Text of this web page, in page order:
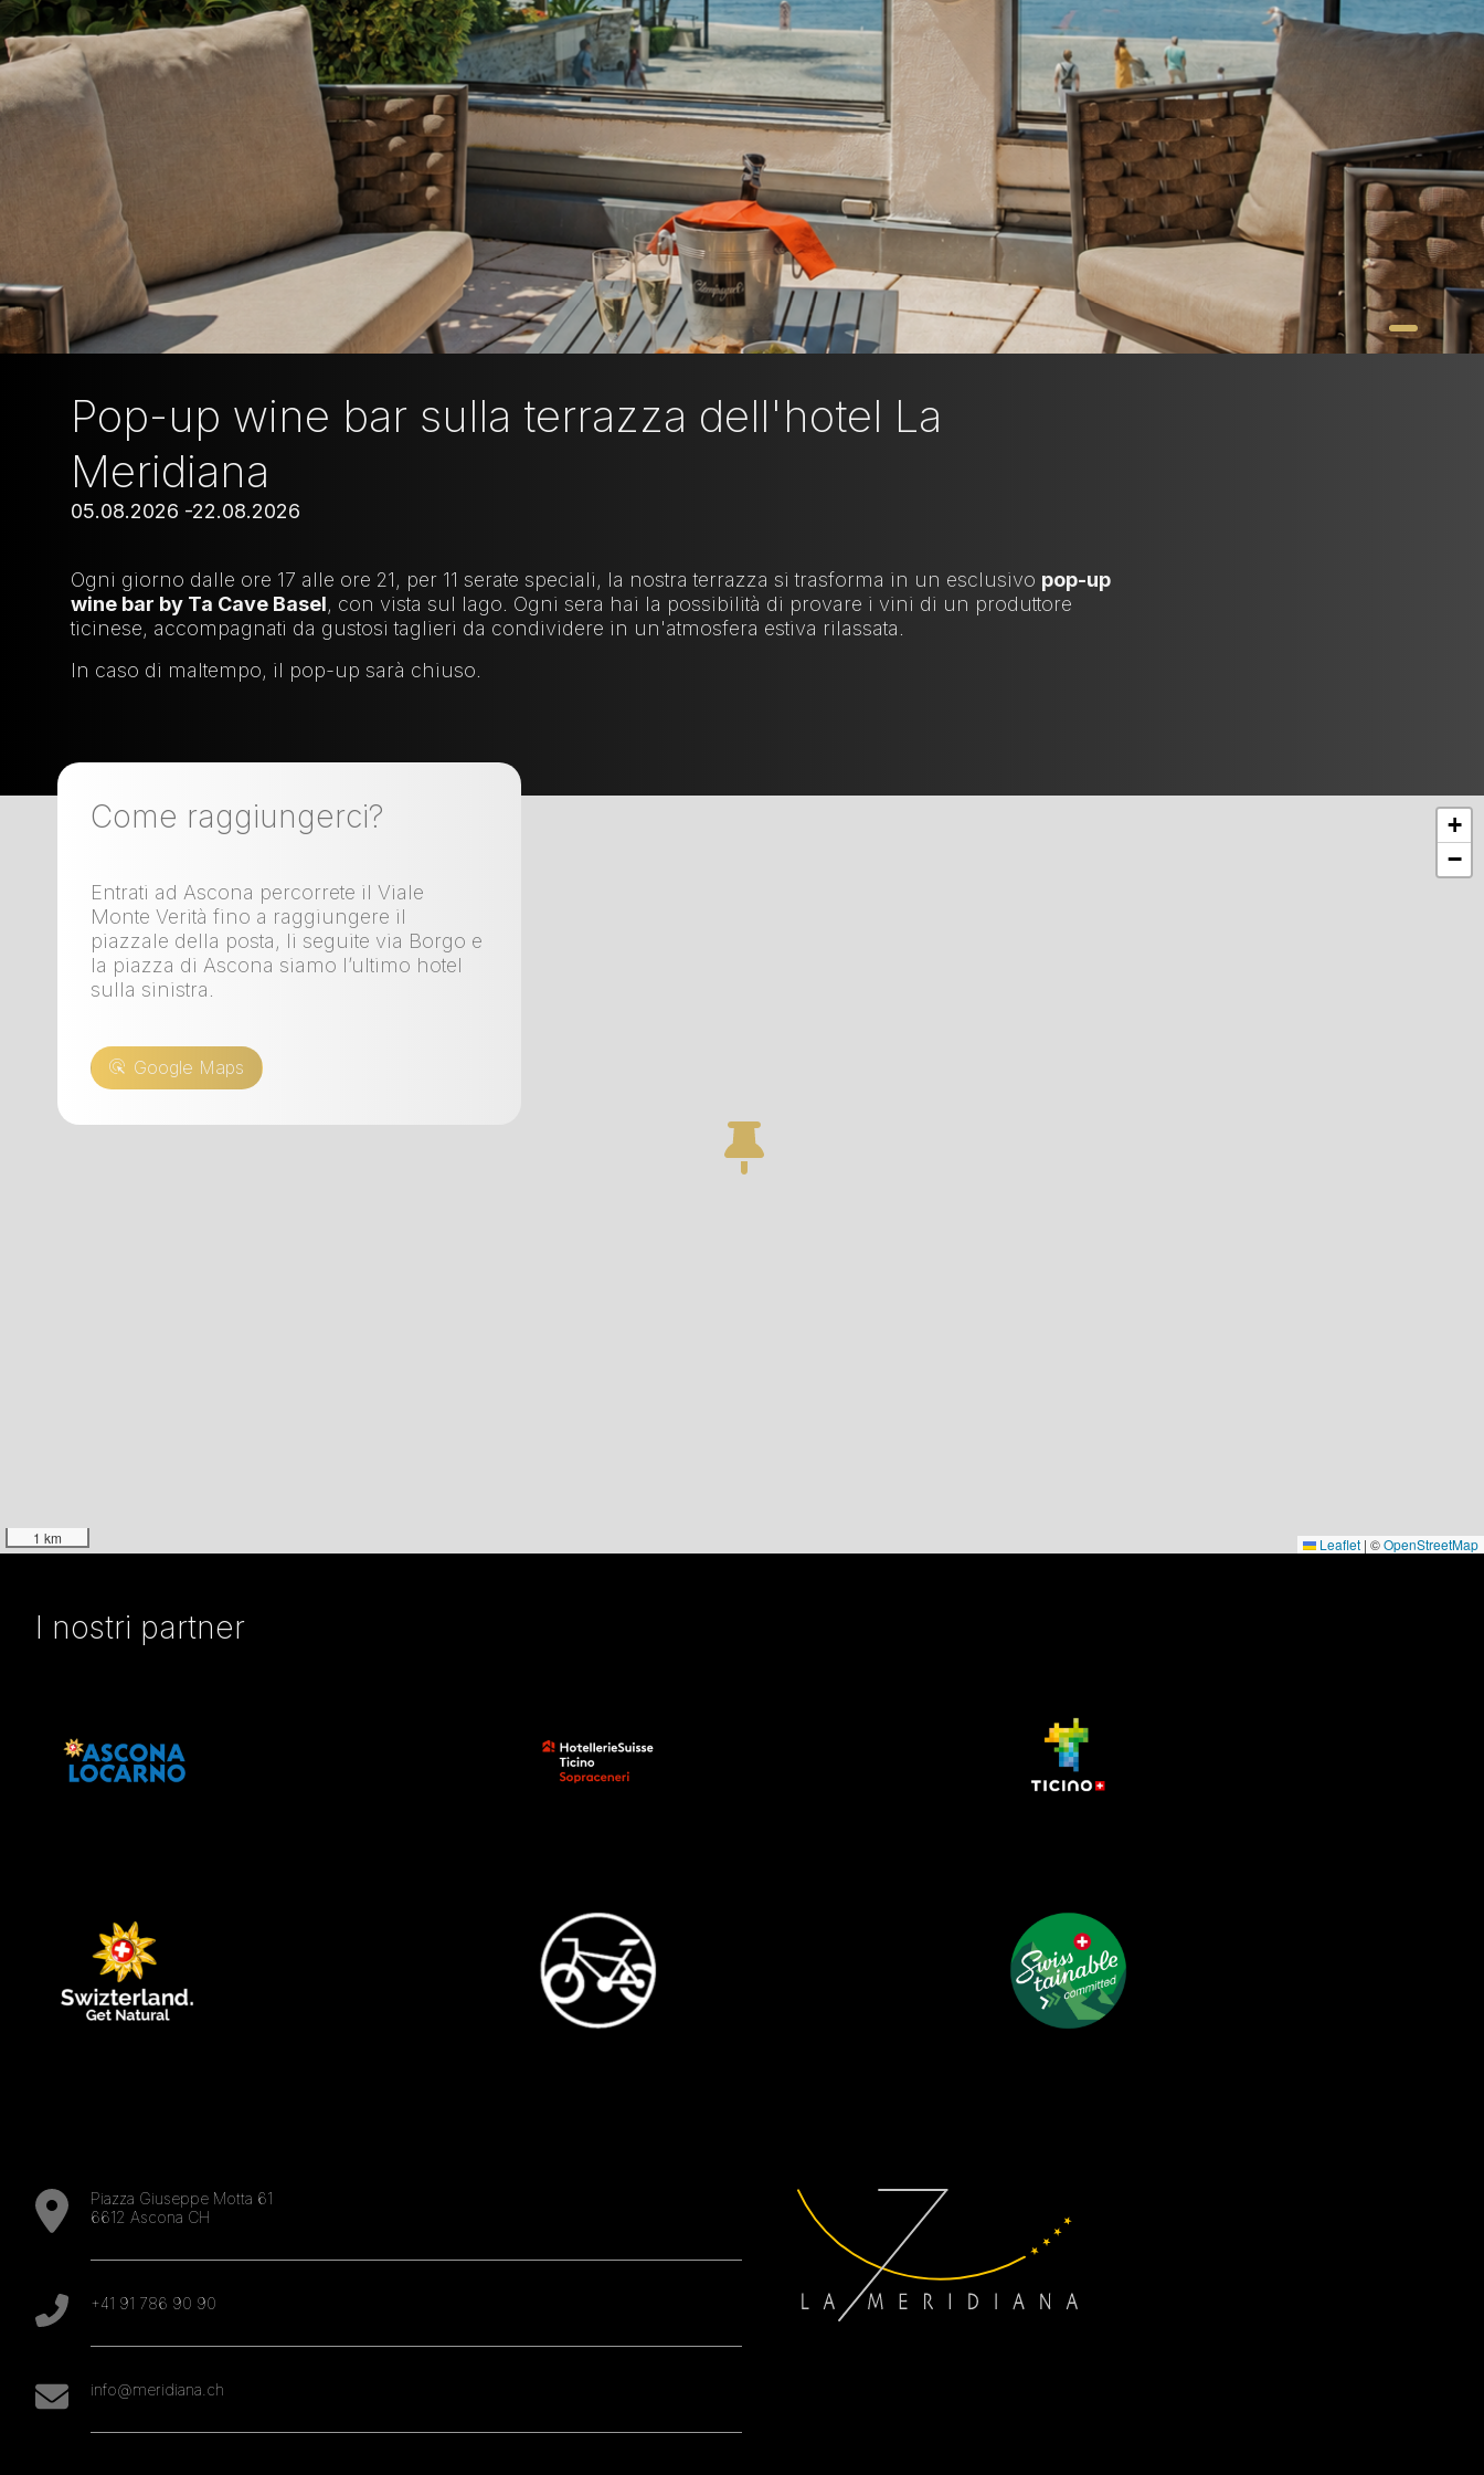
Pop-up wine bar sulla terrazza dell'hotel La
Meridiana
05.08.2026 -22.08.2026
Ogni giorno dalle ore 17 alle ore 21, per 11 serate speciali, la nostra terrazza si trasforma in un esclusivo pop-up
wine bar by Ta Cave Basel, con vista sul lago. Ogni sera hai la possibilità di provare i vini di un produttore
ticinese, accompagnati da gustosi taglieri da condividere in un'atmosfera estiva rilassata.
In caso di maltempo, il pop-up sarà chiuso.
Come raggiungerci?
Entrati ad Ascona percorrete il Viale
Monte Verità fino a raggiungere il
piazzale della posta, li seguite via Borgo e
la piazza di Ascona siamo l’ultimo hotel
sulla sinistra.
Google Maps
+
−
1 km Leaflet | ©OpenStreetMap
I nostri partner
Piazza Giuseppe Motta 61
6612 Ascona CH
+41 91 786 90 90
info@meridiana.ch